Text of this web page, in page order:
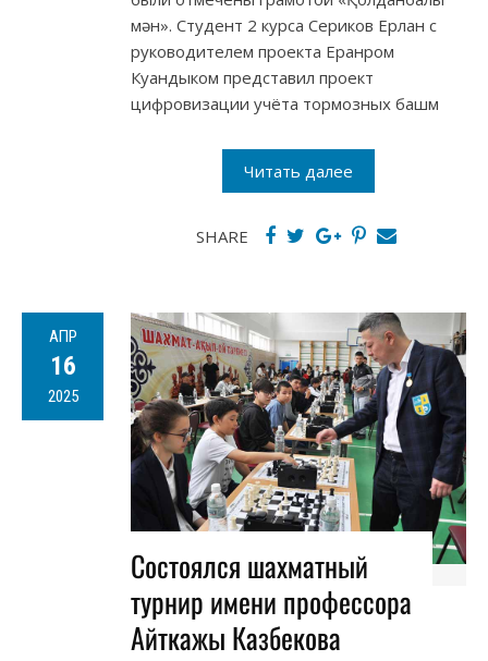
мән». Студент 2 курса Сериков Ерлан с
руководителем проекта Еранром
Куандыком представил проект
цифровизации учёта тормозных башм
Читать далее
SHARE
АПР
16
2025
Состоялся шахматный
турнир имени профессора
Айткажы Казбекова